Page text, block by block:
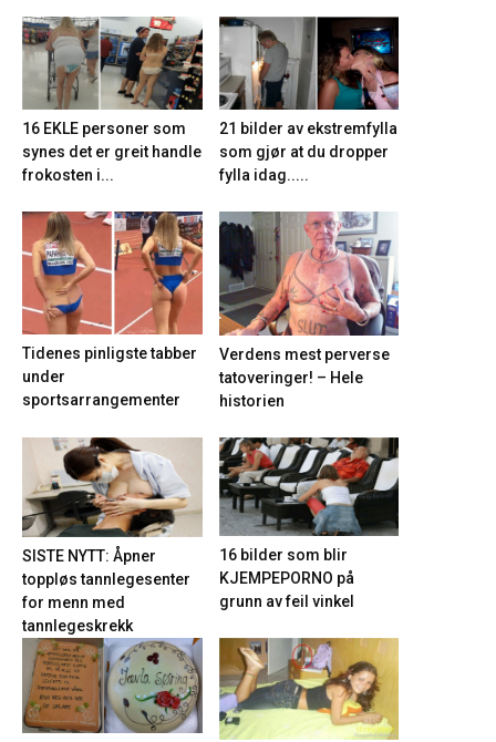
16 EKLE personer som
synes det er greit handle
frokosten i...
21 bilder av ekstremfylla
som gjør at du dropper
fylla idag.....
Tidenes pinligste tabber
under
sportsarrangementer
Verdens mest perverse
tatoveringer! – Hele
historien
SISTE NYTT: Åpner
toppløs tannlegesenter
for menn med
tannlegeskrekk
16 bilder som blir
KJEMPEPORNO på
grunn av feil vinkel